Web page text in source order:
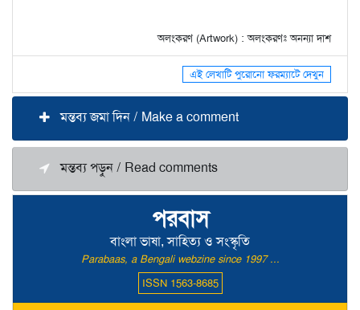
পরবাস
বাংলা ভাষা, সাহিত্য ও সংস্কৃতি
Parabaas, a Bengali webzine since 1997 ...
ISSN 1563-8685
অলংকরণ (Artwork) : অলংকরণঃ অনন্যা দাশ
এই লেখাটি পুরোনো ফরম্যাটে দেখুন
মন্তব্য জমা দিন / Make a comment
মন্তব্য পড়ুন / Read comments